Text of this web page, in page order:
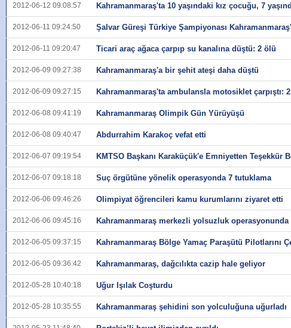
2012-06-12 09:08:57 Kahramanmaraş'ta 10 yaşındaki kız çocuğu, 7
2012-06-11 09:24:50 Şalvar Güreşi Türkiye Şampiyonası
2012-06-11 09:20:47 Ticari araç ağaca çarpıp su kanalına düştü: 2 ölü
2012-06-09 09:27:38 Kahramanmaraş'a bir şehit ateşi daha düştü
2012-06-09 09:27:15 Kahramanmaraş'ta ambulansla motosiklet çarpıştı: 2
2012-06-08 09:41:19 Kahramanmaraş Olimpik Gün Yürüyüşü
2012-06-08 09:40:47 Abdurrahim Karakoç vefat etti
2012-06-07 09:19:54 KMTSO Başkanı Karaküçük'e Emniyetten Teşekkür
2012-06-07 09:18:18 Suç örgütüne yönelik operasyonda 7 tutuklama
2012-06-06 09:46:26 Olimpiyat öğrencileri kamu kurumlarını ziyaret etti
2012-06-06 09:45:16 Kahramanmaraş merkezli yolsuzluk operasyonunda
2012-06-05 09:37:15 Kahramanmaraş Bölge Yamaç Paraşütü Pilotlarını
2012-06-05 09:36:42 Kahramanmaraş, dağcılıkta cazip hale geliyor
2012-05-28 10:40:18 Uğur Işılak Coşturdu
2012-05-28 10:35:55 Kahramanmaraş şehidini son yolculuğuna uğurladı